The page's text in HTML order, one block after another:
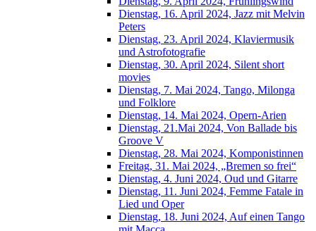
Dienstag, 16. April 2024, Jazz mit Melvin
Peters
Dienstag, 23. April 2024, Klaviermusik
und Astrofotografie
Dienstag, 30. April 2024, Silent short
movies
Dienstag, 7. Mai 2024, Tango, Milonga
und Folklore
Dienstag, 14. Mai 2024, Opern-Arien
Dienstag, 21.Mai 2024, Von Ballade bis
Groove V
Dienstag, 28. Mai 2024, Komponistinnen
Freitag, 31. Mai 2024, „Bremen so frei“
Dienstag, 4. Juni 2024, Oud und Gitarre
Dienstag, 11. Juni 2024, Femme Fatale in
Lied und Oper
Dienstag, 18. Juni 2024, Auf einen Tango